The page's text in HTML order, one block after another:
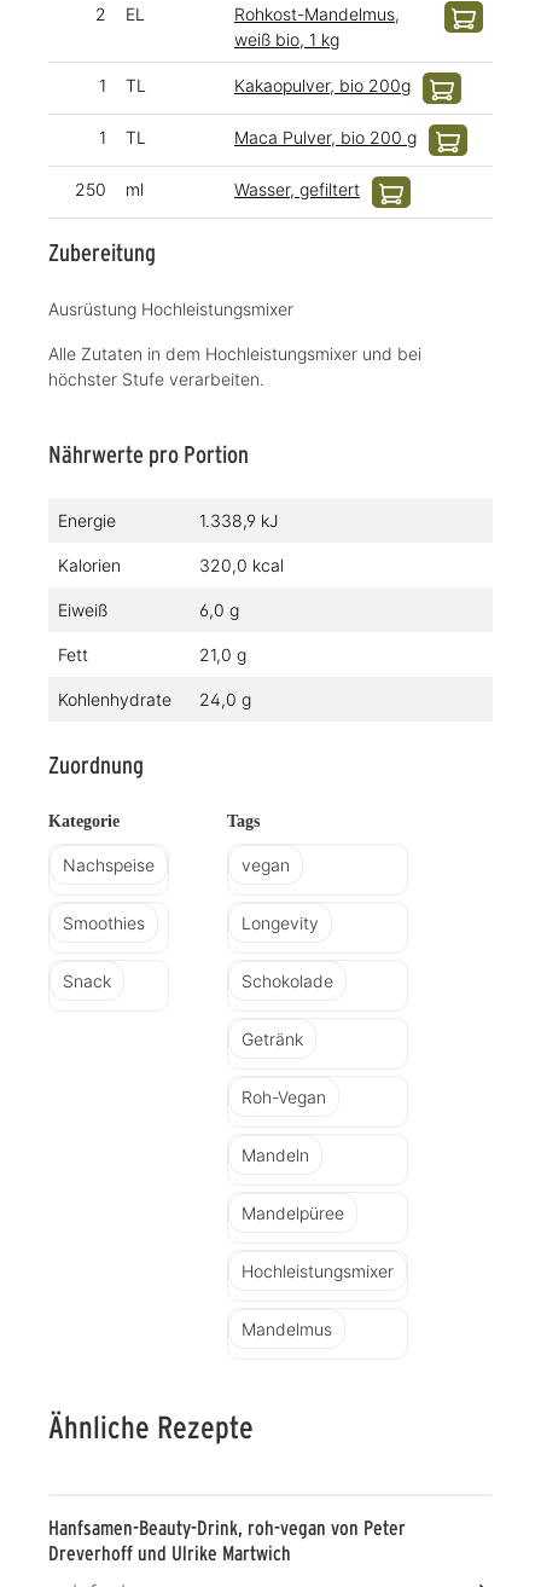
2 EL
Rohkost-Mandelmus,
weiß bio, 1 kg
1 TL Kakaopulver, bio 200g
1 TL Maca Pulver, bio 200 g
250 ml Wasser, gefiltert
Zubereitung
Ausrüstung Hochleistungsmixer
Alle Zutaten in dem Hochleistungsmixer und bei
höchster Stufe verarbeiten.
Nährwerte pro Portion
Energie 1.338,9 kJ
Kalorien 320,0 kcal
Eiweiß 6,0 g
Fett 21,0 g
Kohlenhydrate 24,0 g
Zuordnung
Kategorie
Nachspeise
Smoothies
Snack
Tags
vegan
Longevity
Schokolade
Getränk
Roh-Vegan
Mandeln
Mandelpüree
Hochleistungsmixer
Mandelmus
Ähnliche Rezepte
Hanfsamen-Beauty-Drink, roh-vegan von Peter
Dreverhoff und Ulrike Martwich